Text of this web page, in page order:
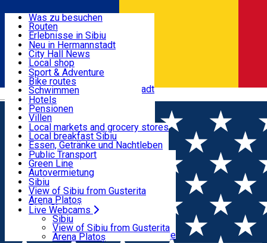
Română
Nützliche informationen
Aktivitäten & Abenteuer
Unterkunft
Essen, Getränke & Nachtleben
Transport & Parken
Live Webcams
Was zu besuchen
Routen
Erlebnisse in Sibiu
Podcast
Kultur
Museen
Kirchen
Parks, Zoo
Im Umkreis von Hermannstadt
Neu in Hermannstadt
City Hall News
Local shop
Sibiu Handwerker
Sibiul Verde
Public services
Bildung
Wie komme ich nach Sibiu?
Touristeninfo
Reiseführer
Guided tours
Local publication
Schönheitssalon
Sport & Adventure
Bike routes
Schwimmen
Reiten
Fitnessstudio
Loc de joacă indoor
Loc de joacă outdoor
Ski
Eislaufen
Yoga
Hotels
Pensionen
Villen
Hostels
Motels
Camping
Zimmer zu vermieten
Wohnungen
Unterkunft außerhalb von Sibiu
Local markets and grocery stores
Local breakfast Sibiu
Essen, Getränke und Nachtleben
Pizza
Fast Food
Kaffeestube
Konditorei
Pub, Bar
Nachtclubs
Bäckerei
Public Transport
Green Line
Autovermietung
Fahrad verleih
Scooter rentals
Taxi
Ride Sharing
Park-Tickets
Parkplätze
Ladestationen für Elektrofahrzeuge
Sibiu
View of Sibiu from Gusterita
Arena Platoș
Live Webcams
Sibiu
View of Sibiu from Gusterita
Arena Platoș
Home Places
Pensiunea "Casa cu Povești" Râu